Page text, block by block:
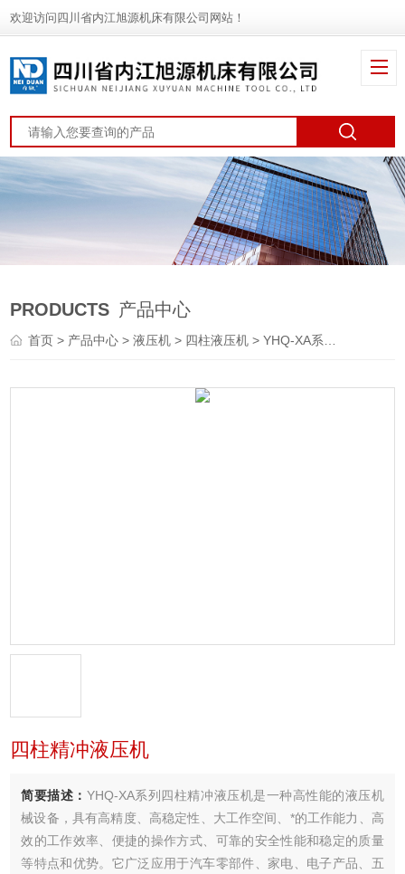
欢迎访问四川省内江旭源机床有限公司网站！
PRODUCTS 产品中心
首页> 产品中心 >液压机 > 四柱液压机 > YHQ-XA系列四柱精冲液压机
四柱精冲液压机
简要描述： YHQ-XA系列四柱精冲液压机是一种高性能的液压机
械设备，具有高精度、高稳定性、大工作空间、*的工作能力、高
效的工作效率、便捷的操作方式、可靠的安全性能和稳定的质量
等特点和优势。它广泛应用于汽车零部件、家电、电子产品、五